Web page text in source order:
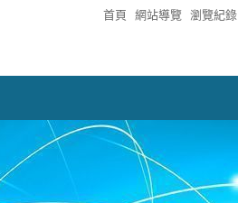
首頁 網站導覽 瀏覽紀錄